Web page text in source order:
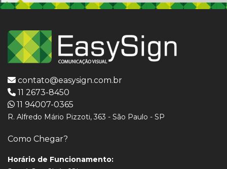
contato@easysign.com.br
11 2673-8450
11 94007-0365
R. Alfredo Mário Pizzoti, 363 - São Paulo - SP
Como Chegar?
Horário de Funcionamento: